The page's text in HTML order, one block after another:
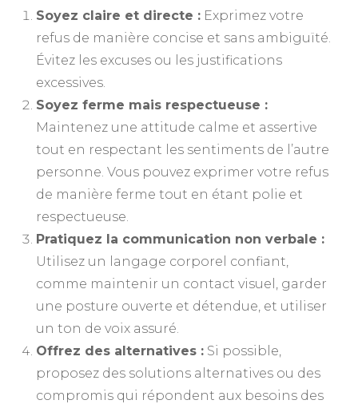
Soyez claire et directe : Exprimez votre
refus de manière concise et sans ambiguïté.
Évitez les excuses ou les justifications
excessives.
Soyez ferme mais respectueuse :
Maintenez une attitude calme et assertive
tout en respectant les sentiments de l’autre
personne. Vous pouvez exprimer votre refus
de manière ferme tout en étant polie et
respectueuse.
Pratiquez la communication non verbale :
Utilisez un langage corporel confiant,
comme maintenir un contact visuel, garder
une posture ouverte et détendue, et utiliser
un ton de voix assuré.
Offrez des alternatives : Si possible,
proposez des solutions alternatives ou des
compromis qui répondent aux besoins des